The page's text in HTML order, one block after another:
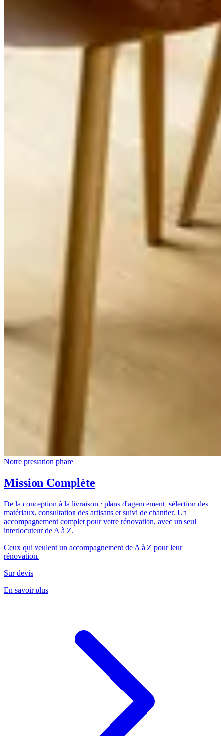
Notre prestation phare
Mission Complète
De la conception à la livraison : plans d'agencement, sélection des
matériaux, consultation des artisans et suivi de chantier. Un
accompagnement complet pour votre rénovation, avec un seul
interlocuteur de A à Z.
Ceux qui veulent un accompagnement de A à Z pour leur
rénovation.
Sur devis
En savoir plus